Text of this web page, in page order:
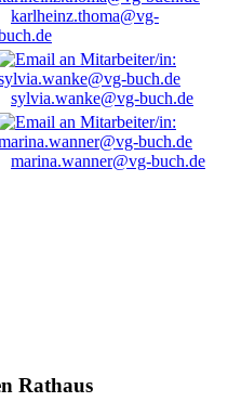
karlheinz.thoma@vg-
sylvia.wanke@vg-buch.de
marina.wanner@vg-buch.de
Rathaus